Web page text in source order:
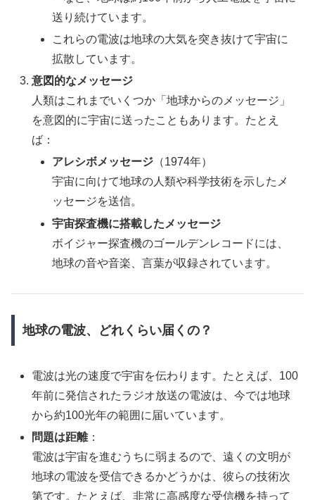
送り続けています。
これらの電波は地球の大気を突き抜けて宇宙に
拡散しています。
意図的なメッセージ
人類はこれまでいくつか「地球からのメッセージ」
を意図的に宇宙に送ったこともあります。たとえ
ば：
アレシボメッセージ （1974年）
宇宙に向けて地球の人類や科学技術を示したメ
ッセージを送信。
宇宙探査機に搭載したメッセージ
ボイジャー探査機のゴールデンレコードには、
地球の音や音楽、言葉が収録されています。
地球の電波、どれくらい届くの？
電波は光の速度で宇宙を伝わります。たとえば、100
年前に発信されたラジオ放送の電波は、今では地球
から約100光年の範囲に届いています。
問題は距離：
電波は宇宙を進むうちに弱まるので、遠くの文明が
地球の電波を受信できるかどうかは、彼らの技術次
第です。たとえば、非常に高感度な受信機を持って